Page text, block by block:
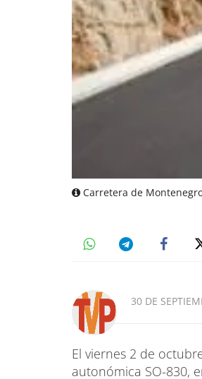
Carretera de
30 DE
El viernes 2 de
autonómica SO-830,